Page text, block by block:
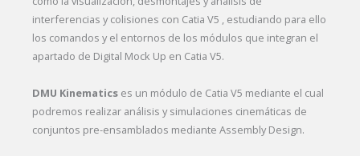
interferencias y colisiones con Catia V5 , estudiando para ello
los comandos y el entornos de los módulos que integran el
apartado de Digital Mock Up en Catia V5.
DMU Kinematics es un módulo de Catia V5 mediante el cual
podremos realizar análisis y simulaciones cinemáticas de
conjuntos pre-ensamblados mediante Assembly Design.